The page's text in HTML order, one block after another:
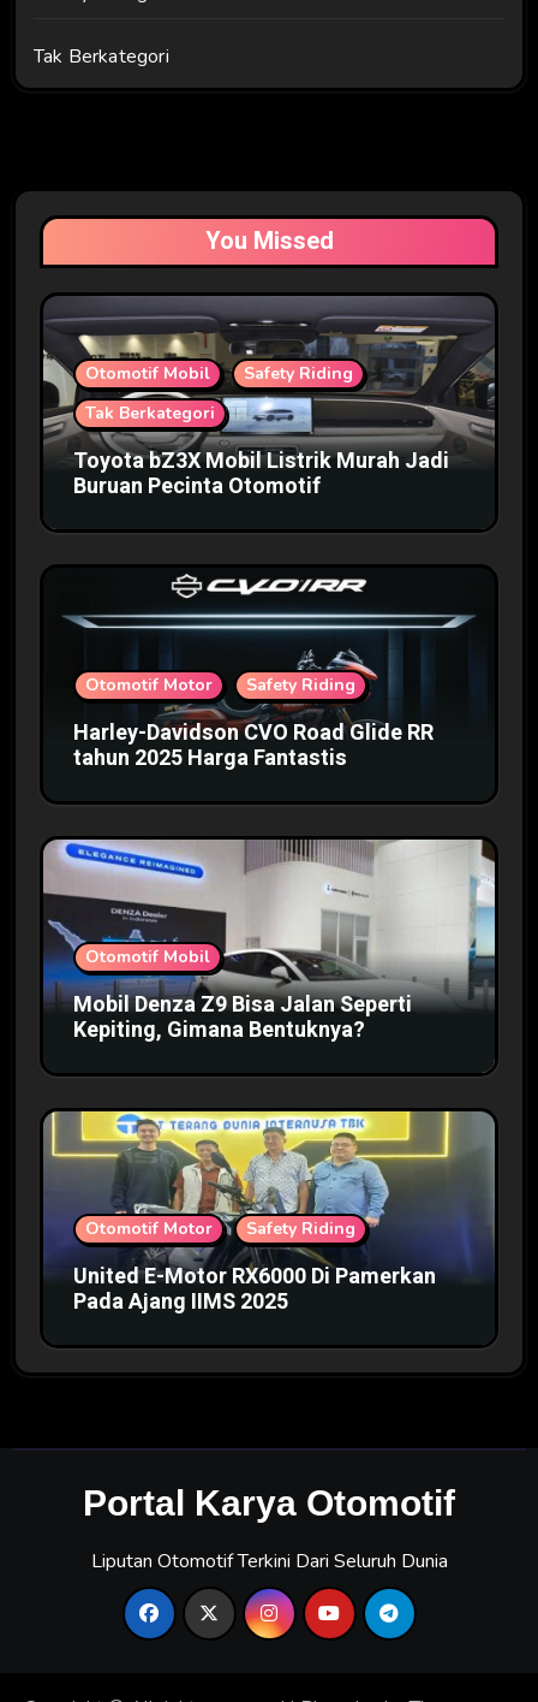
Tak Berkategori
You Missed
Otomotif Mobil
Safety Riding
Tak Berkategori
Toyota bZ3X Mobil Listrik Murah Jadi
Buruan Pecinta Otomotif
Otomotif Motor Safety Riding
Harley-Davidson CVO Road Glide RR
tahun 2025 Harga Fantastis
Otomotif Mobil
Mobil Denza Z9 Bisa Jalan Seperti
Kepiting, Gimana Bentuknya?
Otomotif Motor Safety Riding
United E-Motor RX6000 Di Pamerkan
Pada Ajang IIMS 2025
Portal Karya Otomotif
Liputan Otomotif Terkini Dari Seluruh Dunia